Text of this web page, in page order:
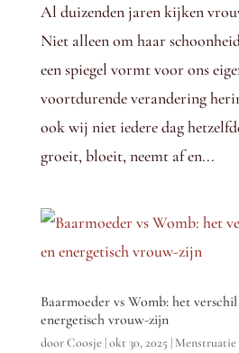
Al duizenden jaren kijken
Niet alleen om haar
een spiegel vormt voor ons
voortdurende verandering
ook wij niet iedere dag
groeit, bloeit, neemt af en...
Baarmoeder vs Womb: het
energetisch vrouw-zijn
doorCoosje |okt 30, 2025 |